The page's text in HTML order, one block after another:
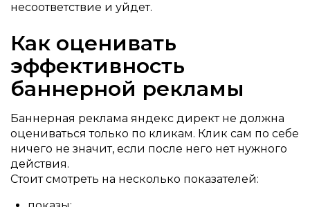
несоответствие и уйдет.
Как оценивать
эффективность
баннерной рекламы
Баннерная реклама яндекс директ не должна
оцениваться только по кликам. Клик сам по себе
ничего не значит, если после него нет нужного
действия.
Стоит смотреть на несколько показателей: